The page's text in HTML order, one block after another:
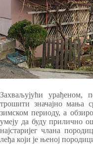
Захваљујући урађеном,
трошити значајно мања
зимском периоду, а
умеју да буду прилично
најстаријег члана
леђа који је њеној